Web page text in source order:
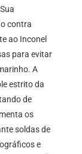
contra
ao Inconel
para evitar
A
estrito da
de
os
soldas de
e